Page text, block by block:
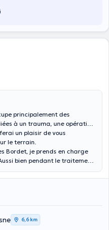
principalement des
à un trauma, une opération
un plaisir de vous
le terrain.
Bordet, je prends en charge
bien pendant le traitement
6,6 km